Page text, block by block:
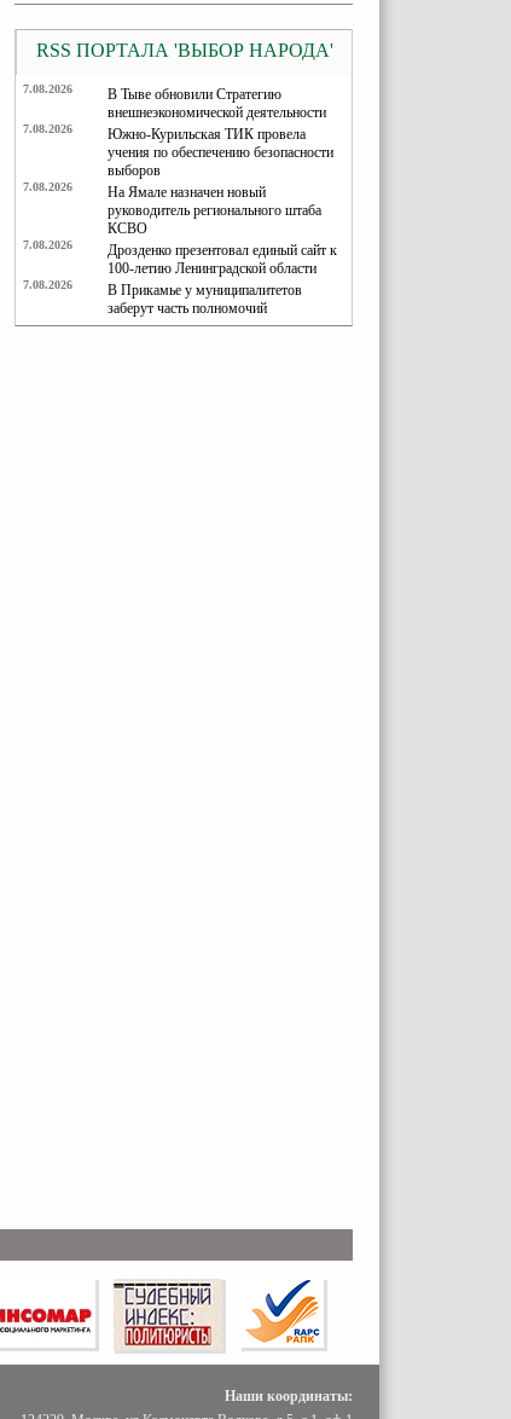
RSS ПОРТАЛА 'ВЫБОР НАРОДА'
7.08.2026
В Тыве обновили Стратегию
внешнеэкономической деятельности
7.08.2026
Южно-Курильская ТИК провела
учения по обеспечению безопасности
выборов
7.08.2026
На Ямале назначен новый
руководитель регионального штаба
КСВО
7.08.2026
Дрозденко презентовал единый сайт к
100-летию Ленинградской области
7.08.2026
В Прикамье у муниципалитетов
заберут часть полномочий
Наши координаты: